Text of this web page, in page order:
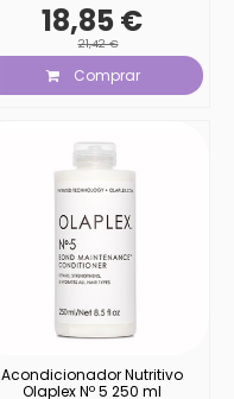
18,85 €
21,42 €
Comprar
Acondicionador Nutritivo
Olaplex Nº 5 250 ml